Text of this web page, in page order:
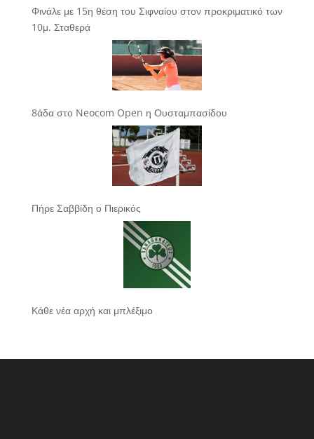
Φινάλε με 15η θέση του Σιφναίου στον προκριματικό των
10μ. Σταθερά
8άδα στο Neocom Open η Ουσταμπασίδου
Πήρε Σαββίδη ο Πιερικός
Κάθε νέα αρχή και μπλέξιμο